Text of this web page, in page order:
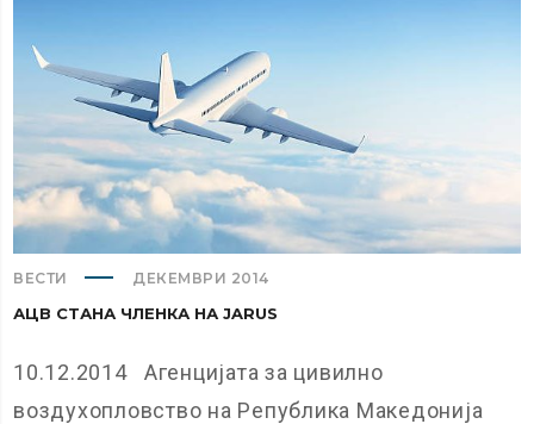
ВЕСТИ ДЕКЕМВРИ 2014
АЦВ СТАНА ЧЛЕНКА НА ЈARUS
10.12.2014 Агенцијата за цивилно
воздухопловство на Република Македонија